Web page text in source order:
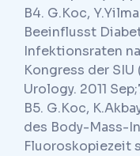
B4. G.Koc,
Beeinflusst
Infektionsraten
Kongress der SIU
Urology. 2011
B5. G.Koc,
des Body-Mass-
Fluoroskopiezeit